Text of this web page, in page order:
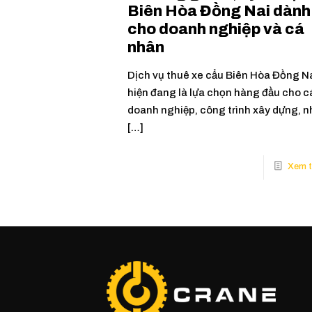
Biên Hòa Đồng Nai dành
cho doanh nghiệp và cá
nhân
Dịch vụ thuê xe cẩu Biên Hòa Đồng
hiện đang là lựa chọn hàng đầu cho
doanh nghiệp, công trình xây dựng,
[…]